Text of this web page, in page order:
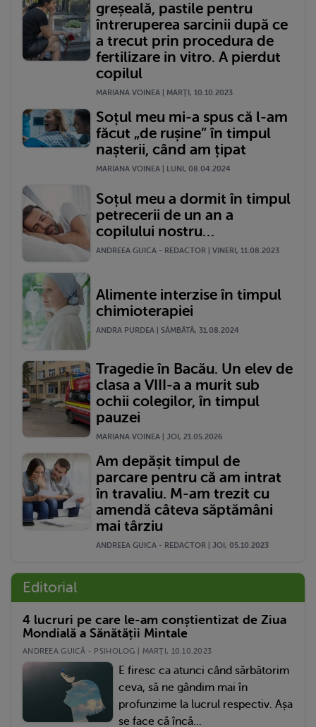
greșeală, pastile pentru
întreruperea sarcinii după ce
a trecut prin procedura de
fertilizare in vitro. A pierdut
copilul
MARIANA VOINEA | MARŢI, 10.10.2023
Soțul meu mi-a spus că l-am
făcut „de rușine” în timpul
nașterii, când am țipat
MARIANA VOINEA | LUNI, 08.04.2024
Soțul meu a dormit în timpul
petrecerii de un an a
copilului nostru…
ANDREEA GUICA - REDACTOR | VINERI, 11.08.2023
Alimente interzise în timpul
chimioterapiei
ANDRA PURDEA | SÂMBĂTĂ, 31.08.2024
Tragedie în Bacău. Un elev de
clasa a VIII-a a murit sub
ochii colegilor, în timpul
pauzei
MARIANA VOINEA | JOI, 21.05.2026
Am depășit timpul de
parcare pentru că am intrat
în travaliu. M-am trezit cu
amendă câteva săptămâni
mai târziu
ANDREEA GUICA - REDACTOR | JOI, 05.10.2023
Editorial
4 lucruri pe care le-am conștientizat de Ziua
Mondială a Sănătății Mintale
ANDREEA GUICĂ - PSIHOLOG | MARŢI, 10.10.2023
E firesc ca atunci când sărbătorim
ceva, să ne gândim mai în
profunzime la lucrul respectiv. Așa
se face că încă...